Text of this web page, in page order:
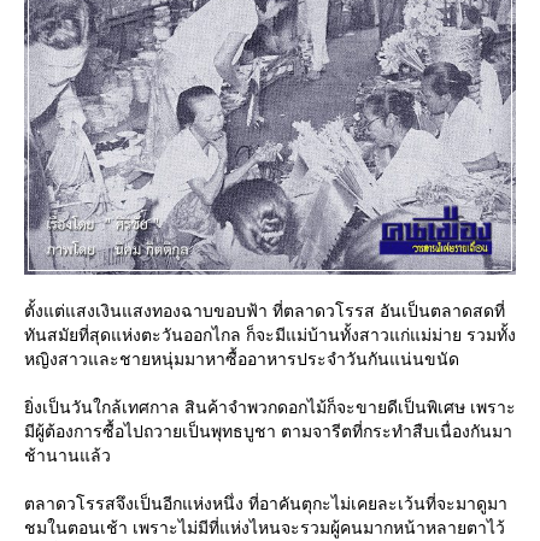
ตั้งแต่แสงเงินแสงทองฉาบขอบฟ้า ที่ตลาดวโรรส อันเป็นตลาดสดที่
ทันสมัยที่สุดแห่งตะวันออกไกล ก็จะมีแม่บ้านทั้งสาวแก่แม่ม่าย รวมทั้ง
หญิงสาวและชายหนุ่มมาหาซื้ออาหารประจำวันกันแน่นขนัด
ิ่งเป็นวันใกล้เทศกาล สินค้าจำพวกดอกไม้ก็จะขายดีเป็นพิเศษ เพราะ
มีผู้ต้องการซื้อไปถวายเป็นพุทธบูชา ตามจารีตที่กระทำสืบเนื่องกันมา
ช้านานแล้ว
ตลาดวโรรสจึงเป็นอีกแห่งหนึ่ง ที่อาคันตุกะไม่เคยละเว้นที่จะมาดูมา
ชมในตอนเช้า เพราะไม่มีที่แห่งไหนจะรวมผู้คนมากหน้าหลายตาไว้